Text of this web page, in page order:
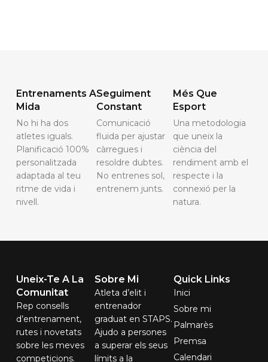
Entrenaments A
Mida
No hi ha dos
atletes iguals.
Planificació 100%
personalitzada
adaptada al teu
ritme de vida i
nivell.
Seguiment
Constant
Comunicació
fluida per ajustar
càrregues i
resoldre dubtes.
No entrenes sol,
entrenem junts.
Més Que
Esport
Una metodologia
que uneix la
ciència del
rendiment amb el
respecte i la
connexió per la
natura.
Sobre Mi
Atleta d’elit i
entrenador
graduat en STAPS.
Ajudo a persones
a superar els seus
límits a la
Quick Links
Inici
Sobre mi
Palmarès
Premsa
Calendari
Uneix-Te A La
Comunitat
Rep consells
d’entrenament,
rutes i novetats
sobre les meves
competicions.